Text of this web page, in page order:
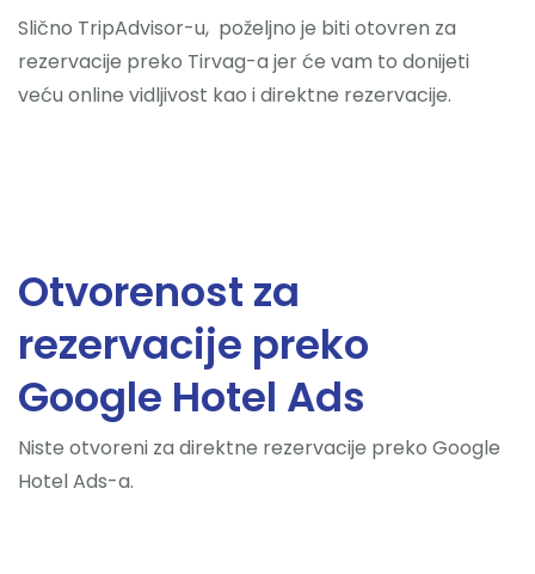
Slično TripAdvisor-u, poželjno je biti otovren za
rezervacije preko Tirvag-a jer će vam to donijeti
veću online vidljivost kao i direktne rezervacije.
Otvorenost za
rezervacije preko
Google Hotel Ads
Niste otvoreni za direktne rezervacije preko Google
Hotel Ads-a.